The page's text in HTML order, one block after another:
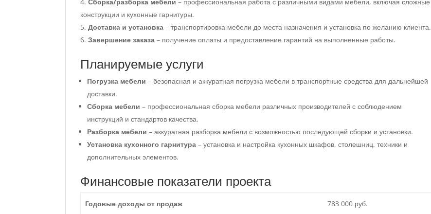
конструкции и кухонные гарнитуры.
Доставка и установка – транспортировка мебели до места назначения и установка по желанию клиента.
Завершение заказа – получение оплаты и предоставление гарантий на выполненные работы.
Планируемые услуги
Погрузка мебели – безопасная и аккуратная погрузка мебели в транспортные средства для дальнейшей
доставки.
Сборка мебели – профессиональная сборка мебели различных производителей с соблюдением
инструкций и стандартов качества.
Разборка мебели – аккуратная разборка мебели с возможностью последующей сборки и установки.
Установка кухонного гарнитура – установка и настройка кухонных шкафов, столешниц, техники и
дополнительных элементов.
Финансовые показатели проекта
Годовые доходы от продаж 783 000 руб.